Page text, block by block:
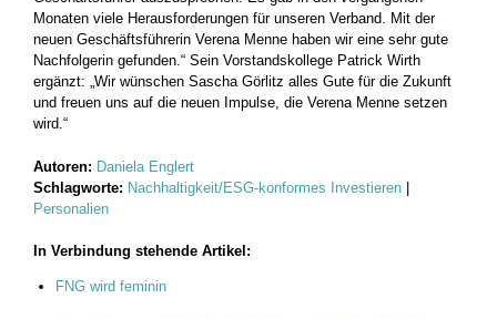
Monaten viele Herausforderungen für unseren Verband. Mit der
neuen Geschäftsführerin Verena Menne haben wir eine sehr gute
Nachfolgerin gefunden.“ Sein Vorstandskollege Patrick Wirth
ergänzt: „Wir wünschen Sascha Görlitz alles Gute für die Zukunft
und freuen uns auf die neuen Impulse, die Verena Menne setzen
wird.“
Autoren: Daniela Englert
Schlagworte: Nachhaltigkeit/ESG-konformes Investieren
Personalien
In Verbindung stehende Artikel:
FNG wird feminin